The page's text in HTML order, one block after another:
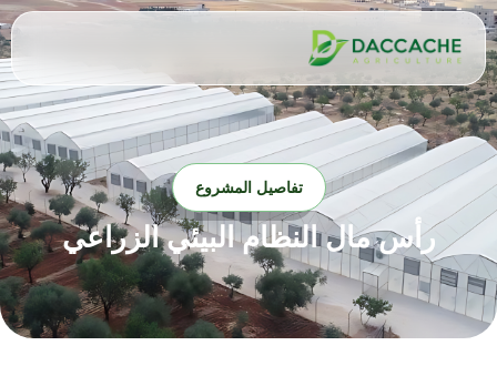
تفاصيل المشروع
رأس مال النظام البيئي الزراعي